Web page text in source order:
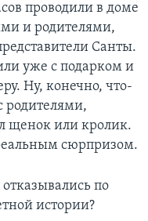
проводили в доме
и родителями,
Санты.
уже с подарком и
Ну, конечно, что-
родителями,
щенок или кролик.
сюрпризом.
по
истории?